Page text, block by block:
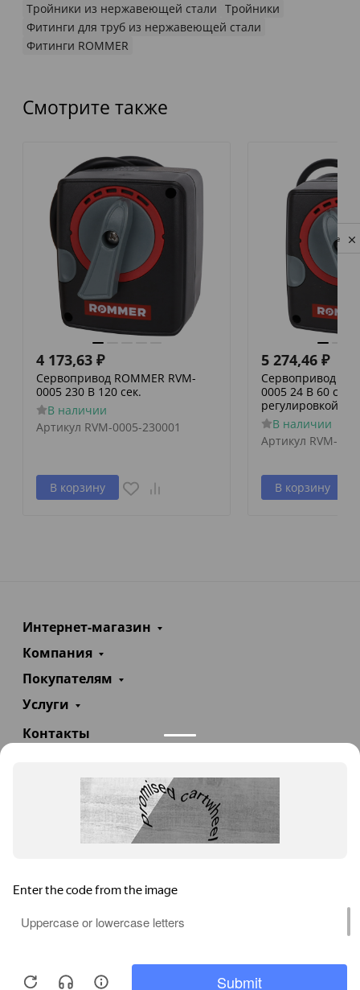
Тройники из нержавеющей стали Тройники
Фитинги для труб из нержавеющей стали
Фитинги ROMMER
Смотрите также
4 173,63 ₽
Сервопривод ROMMER RVM-
0005 230 В 120 сек.
В наличии
Артикул RVM-0005-230001
В корзину
5 274,46 ₽
Сервопривод
0005 24 В 60
регулировкой по
В наличии
Артикул RVM-
В корзину
Интернет-магазин
Компания
Покупателям
Услуги
Контакты
info@teploexpert.com
Пн—Сб 09:00 – 18:00
TeploExpert.com © 2008 - 2026 Оборудование для
систем отопления, водоснабжения, канализации
Privacy notice